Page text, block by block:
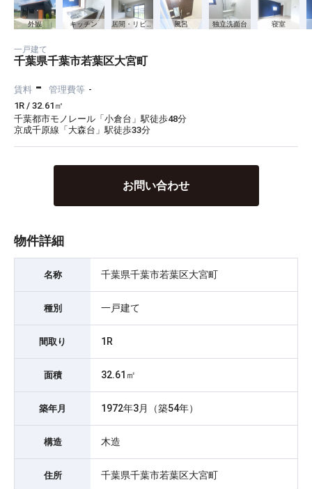
外観 キッチン 居間・リビング 風呂 独立洗面台 寝室
一戸建て
千葉県千葉市若葉区大宮町
賃料 - 管理費等 -
1R / 32.61㎡
千葉都市モノレール「小倉台」駅徒歩48分
京成千原線「大森台」駅徒歩33分
お問い合わせ
物件詳細
名称 千葉県千葉市若葉区大宮町
種別 一戸建て
間取り 1R
面積 32.61㎡
築年月 1972年3月（築54年）
構造 木造
住所 千葉県千葉市若葉区大宮町